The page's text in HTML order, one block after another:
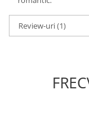
Review-uri(1)